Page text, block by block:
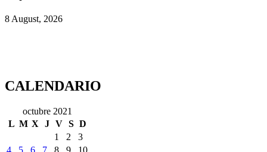
8 August, 2026
CALENDARIO
octubre 2021
L M X J V S D
1
2
3
4
5 6 7 8 9 10